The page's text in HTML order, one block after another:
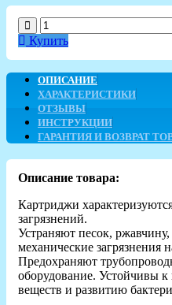
Купить
ОПИСАНИЕ
ХАРАКТЕРИСТИКИ
ОТЗЫВЫ
ИНСТРУКЦИИ
ГАРАНТИЯ И ВОЗВРАТ
Описание товара:
Картриджи
загрязнений.
Устраняют песок,
механические загрязнения
Предохраняют
оборудование. Устойчивы
веществ и развитию